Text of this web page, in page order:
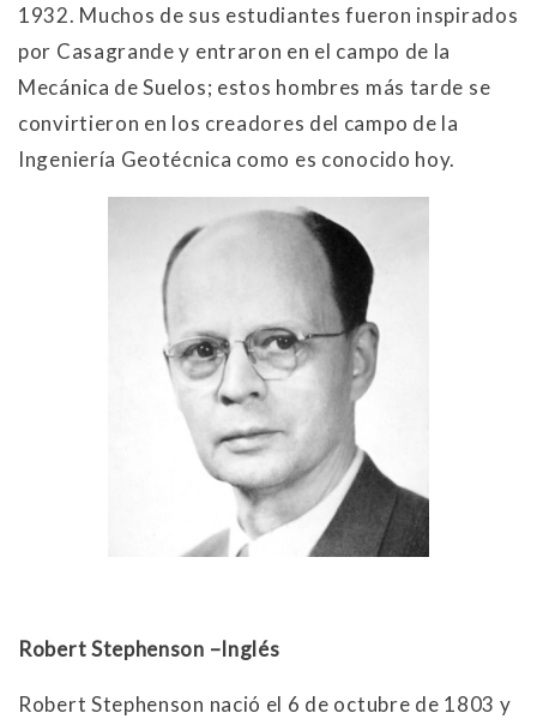
1932. Muchos de sus estudiantes fueron inspirados
por Casagrande y entraron en el campo de la
Mecánica de Suelos; estos hombres más tarde se
convirtieron en los creadores del campo de la
Ingeniería Geotécnica como es conocido hoy.
Robert Stephenson –Inglés
Robert Stephenson nació el 6 de octubre de 1803 y